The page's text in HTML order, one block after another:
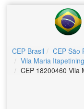
CEP Brasil CEP São
Vila Maria
CEP 18200460 Vila